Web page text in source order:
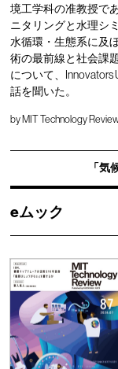
境工学科の准教授で
ニタリングと水理シ
水循環・生態系に及
術の最前線と社会課
について、Innovators
話を聞いた。
by MIT Technology
「
eムック